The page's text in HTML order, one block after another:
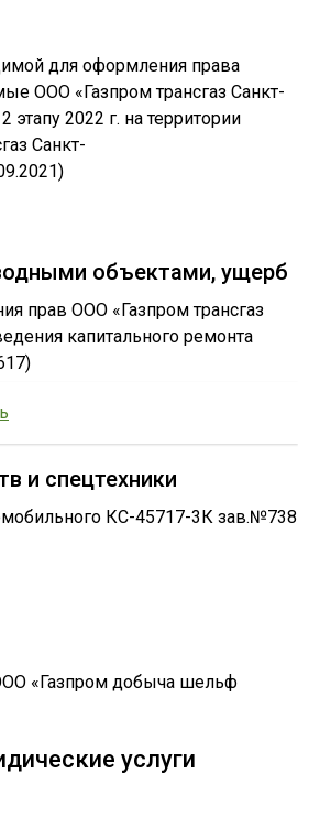
для оформления права
ООО «Газпром трансгаз Санкт-
этапу 2022 г. на территории
Санкт-
объектами, ущерб
прав ООО «Газпром трансгаз
капитального ремонта
и спецтехники
КС-45717-3К зав.№738
«Газпром добыча шельф
услуги